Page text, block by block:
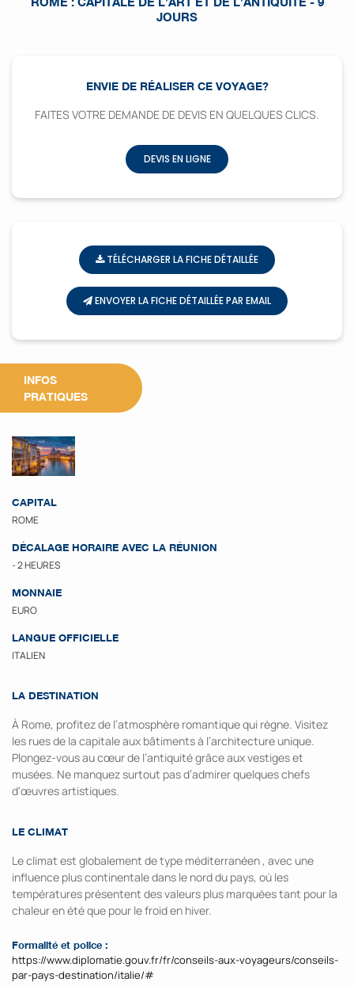
JOURS
ENVIE DE RÉALISER CE VOYAGE?
FAITES VOTRE DEMANDE DE DEVIS EN QUELQUES CLICS.
DEVIS EN LIGNE
TÉLÉCHARGER LA FICHE DÉTAILLÉE
ENVOYER LA FICHE DÉTAILLÉE PAR EMAIL
INFOS
PRATIQUES
CAPITAL
ROME
DÉCALAGE HORAIRE AVEC LA RÉUNION
- 2 HEURES
MONNAIE
EURO
LANGUE OFFICIELLE
ITALIEN
LA DESTINATION
À Rome, profitez de l’atmosphère romantique qui règne. Visitez
les rues de la capitale aux bâtiments à l’architecture unique.
Plongez-vous au cœur de l’antiquité grâce aux vestiges et
musées. Ne manquez surtout pas d’admirer quelques chefs
d'œuvres artistiques.
LE CLIMAT
Le climat est globalement de type méditerranéen , avec une
influence plus continentale dans le nord du pays, où les
températures présentent des valeurs plus marquées tant pour la
chaleur en été que pour le froid en hiver.
Formalité et police :
https://www.diplomatie.gouv.fr/fr/conseils-aux-voyageurs/conseils-
par-pays-destination/italie/#